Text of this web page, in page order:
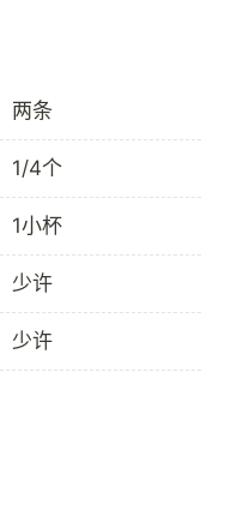
两条
1/4个
1小杯
少许
少许